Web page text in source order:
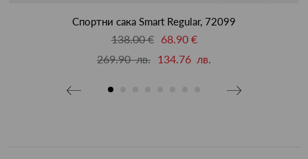
Спортни сака Smart Regular, 72099
138.00 €
68.90 €
269.90 лв. 134.76 лв.